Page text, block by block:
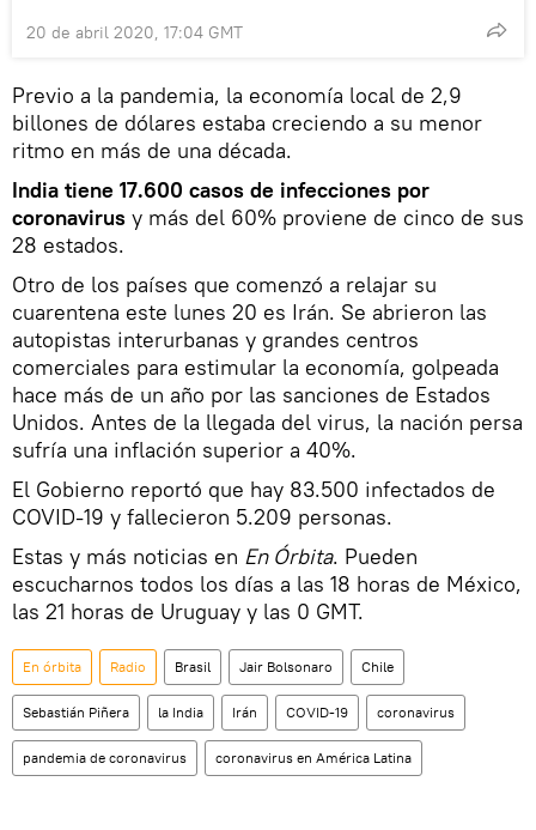
20 de abril 2020, 17:04 GMT
Previo a la pandemia, la economía local de 2,9
billones de dólares estaba creciendo a su menor
ritmo en más de una década.
India tiene 17.600 casos de infecciones por
coronavirus y más del 60% proviene de cinco de sus
28 estados.
Otro de los países que comenzó a relajar su
cuarentena este lunes 20 es Irán. Se abrieron las
autopistas interurbanas y grandes centros
comerciales para estimular la economía, golpeada
hace más de un año por las sanciones de Estados
Unidos. Antes de la llegada del virus, la nación persa
sufría una inflación superior a 40%.
El Gobierno reportó que hay 83.500 infectados de
COVID-19 y fallecieron 5.209 personas.
Estas y más noticias en En Órbita. Pueden
escucharnos todos los días a las 18 horas de México,
las 21 horas de Uruguay y las 0 GMT.
En órbita Radio Brasil Jair Bolsonaro Chile
Sebastián Piñera la India Irán COVID-19 coronavirus
pandemia de coronavirus coronavirus en América Latina